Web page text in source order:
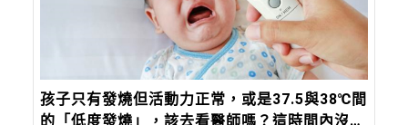
孩子只有發燒但活動力正常，或是37.5與38℃間
的「低度發燒」，該去看醫師嗎？這時間內沒退